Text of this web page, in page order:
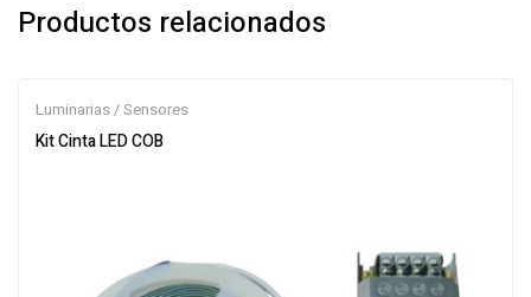
Productos relacionados
Luminarias / Sensores
Kit Cinta LED COB